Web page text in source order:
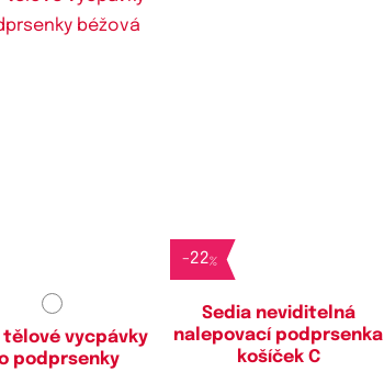
tělové vycpávky
podprsenky
-22%
Sedia neviditelná
nalepovací podprsenka
košíček C